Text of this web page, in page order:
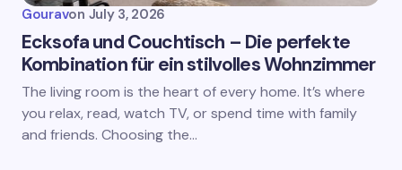
Gouravon July 3, 2026
Ecksofa und Couchtisch – Die perfekte
Kombination für ein stilvolles Wohnzimmer
The living room is the heart of every home. It’s where
you relax, read, watch TV, or spend time with family
and friends. Choosing the…